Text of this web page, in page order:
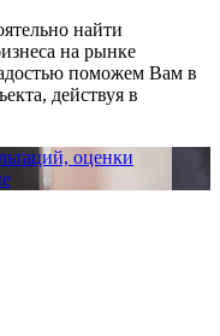
найти
на рынке
поможем Вам в
действуя в
оценки